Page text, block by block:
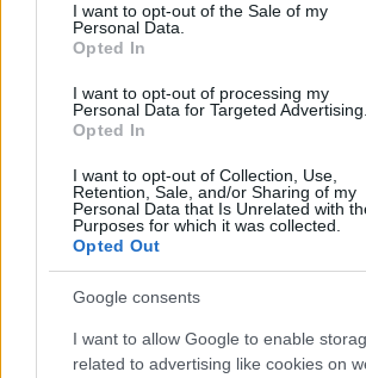
I want to opt-out of the Sale of my
Personal Data.
Opted In
I want to opt-out of processing my
Personal Data for Targeted Advertising.
Opted In
I want to opt-out of Collection, Use,
Retention, Sale, and/or Sharing of my
Personal Data that Is Unrelated with
Purposes for which it was collected.
Opted Out
Google consents
I want to allow Google to enable
related to advertising like cookies on
Tomaso Montanari, quello
Mentre Ezio Mauro parte con la